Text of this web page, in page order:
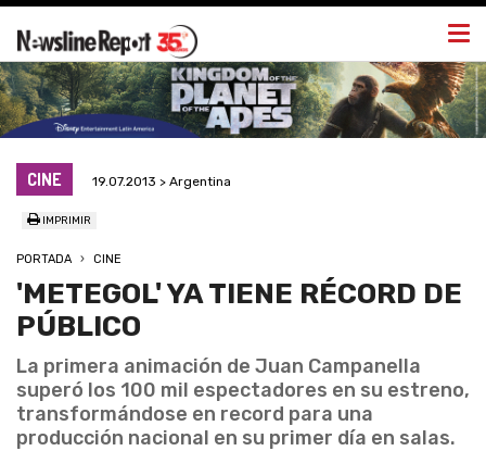
CINE 19.07.2013 > Argentina
IMPRIMIR
PORTADA CINE
'METEGOL' YA TIENE RÉCORD DE
PÚBLICO
La primera animación de Juan Campanella
superó los 100 mil espectadores en su estreno,
transformándose en record para una
producción nacional en su primer día en salas.